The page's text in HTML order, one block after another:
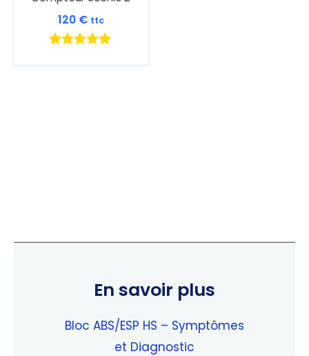
120 € ttc
En savoir plus
Bloc ABS/ESP HS – Symptômes
et Diagnostic